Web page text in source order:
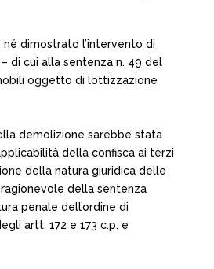
dimostrato l’intervento di
di cui alla sentenza n. 49 del
oggetto di lottizzazione
demolizione sarebbe stata
della confisca ai terzi
della natura giuridica delle
della sentenza
penale dell’ordine di
artt. 172 e 173 c.p. e